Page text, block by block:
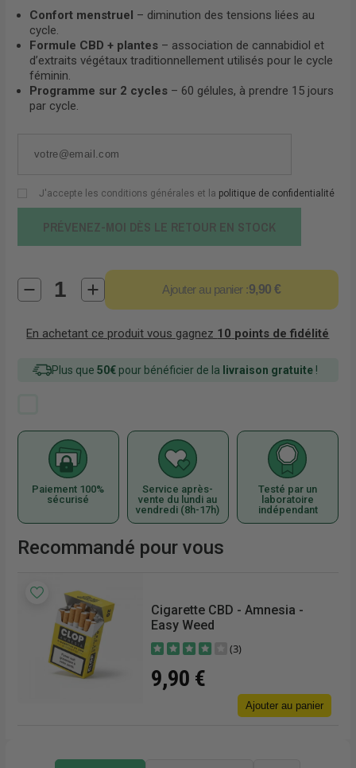
Confort menstruel – diminution des tensions liées au
cycle.
Formule CBD + plantes– association de cannabidiol et
d’extraits végétaux traditionnellement utilisés pour le cycle
féminin.
Programme sur 2 cycles– 60 gélules, à prendre 15 jours
par cycle.
J'accepte les conditions générales et la politique de confidentialité
PRÉVENEZ-MOI DÈS LE RETOUR EN STOCK
Ajouter au panier :9,90 €
En achetant ce produit vous gagnez 10 points de fidélité
Plus que 50€pour bénéficier de la livraison gratuite!
Paiement 100%
sécurisé
Service après-
vente du lundi au
vendredi (8h-17h)
Testé par un
laboratoire
indépendant
Recommandé pour vous
Cigarette CBD - Amnesia -
Easy Weed
(3)
9,90 €
Ajouter au panier